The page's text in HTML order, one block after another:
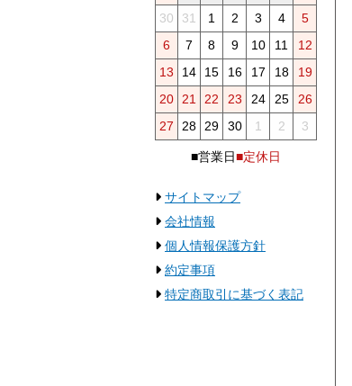
30
31 1 2 3 4
5
6
7 8 9 10 11
12
13
14 15 16 17 18
19
20
21 22 23 24 25
26
27
28 29 30 1 2 3
■営業日■定休日
サイトマップ
会社情報
個人情報保護方針
約定事項
特定商取引に基づく表記